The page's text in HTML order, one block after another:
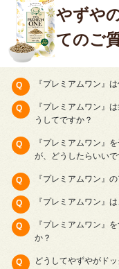
やずや
てのご
『プレミアムワン』
『プレミアムワン』
うしてですか？
『プレミアムワン』
が、どうしたらいいで
『プレミアムワン』
『プレミアムワン』
『プレミアムワン』
か？
どうしてやずやがド